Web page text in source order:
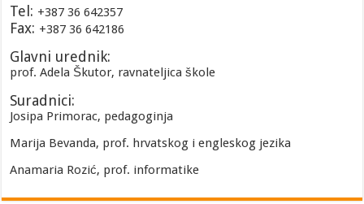
Tel: +387 36 642357
Fax: +387 36 642186
Glavni urednik:
prof. Adela Škutor, ravnateljica škole
Suradnici:
Josipa Primorac, pedagoginja
Marija Bevanda, prof. hrvatskog i engleskog jezika
Anamaria Rozić, prof. informatike